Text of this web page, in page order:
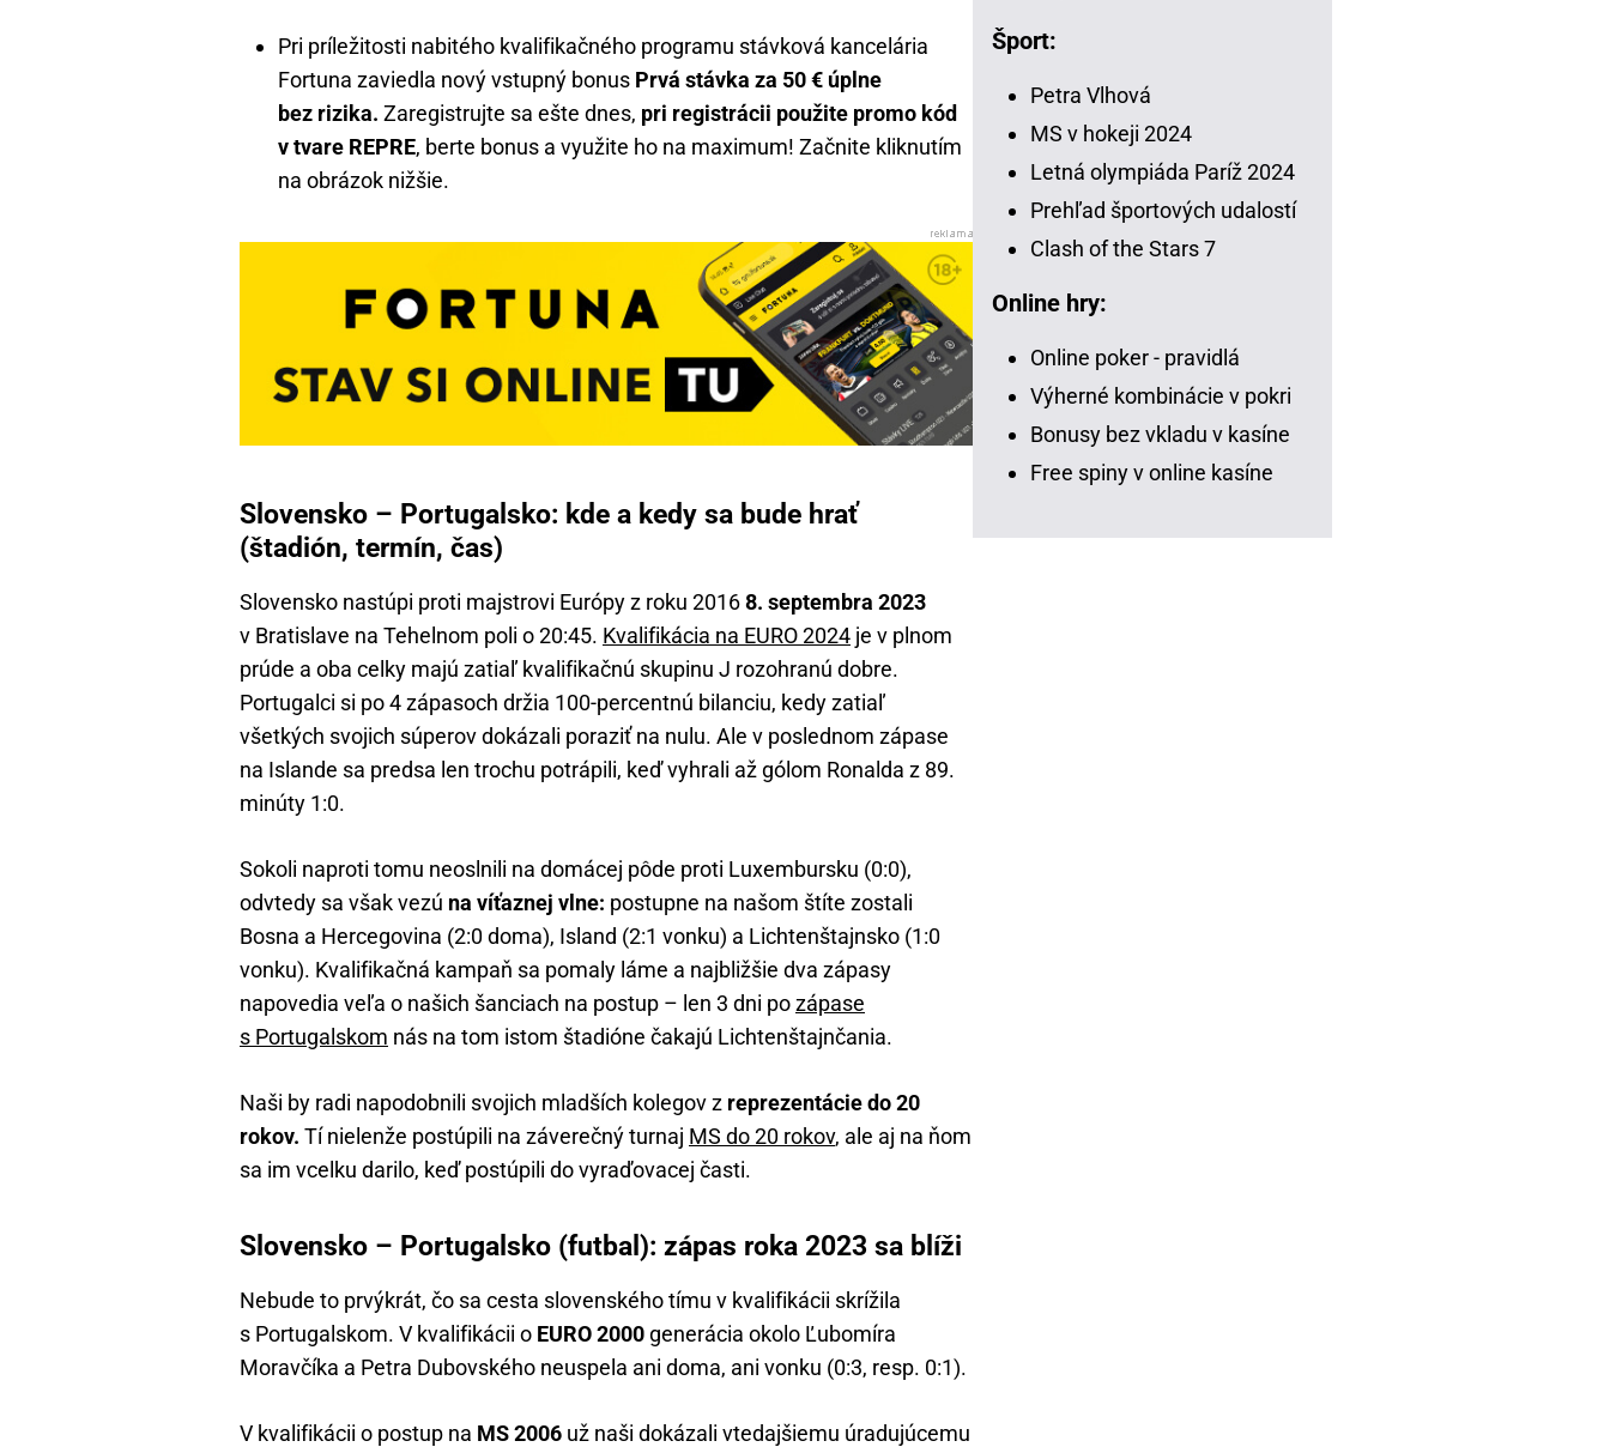
Pri príležitosti nabitého kvalifikačného programu stávková kancelária
Fortuna zaviedla nový vstupný bonus Prvá stávka za 50 € úplne
bez rizika. Zaregistrujte sa ešte dnes, pri registrácii použite promo kód
v tvare REPRE, berte bonus a využite ho na maximum! Začnite kliknutím
na obrázok nižšie.
Slovensko – Portugalsko: kde a kedy sa bude hrať
(štadión, termín, čas)
Slovensko nastúpi proti majstrovi Európy z roku 20168. septembra 2023
v Bratislave na Tehelnom poli o 20:45. Kvalifikácia na EURO 2024 je v plnom
prúde a oba celky majú zatiaľ kvalifikačnú skupinu J rozohranú dobre.
Portugalci si po 4 zápasoch držia 100-percentnú bilanciu, kedy zatiaľ
všetkých svojich súperov dokázali poraziť na nulu. Ale v poslednom zápase
na Islande sa predsa len trochu potrápili, keď vyhrali až gólom Ronalda z 89.
minúty 1:0.
Sokoli naproti tomu neoslnili na domácej pôde proti Luxembursku (0:0),
odvtedy sa však vezú na víťaznej vlne: postupne na našom štíte zostali
Bosna a Hercegovina (2:0 doma), Island (2:1 vonku) a Lichtenštajnsko (1:0
vonku). Kvalifikačná kampaň sa pomaly láme a najbližšie dva zápasy
napovedia veľa o našich šanciach na postup – len 3 dni pozápase
s Portugalskom nás na tom istom štadióne čakajú Lichtenštajnčania.
Naši by radi napodobnili svojich mladších kolegov z reprezentácie do 20
rokov. Tí nielenže postúpili na záverečný turnaj MS do 20 rokov, ale aj na ňom
sa im vcelku darilo, keď postúpili do vyraďovacej časti.
Slovensko – Portugalsko (futbal): zápas roka 2023 sa blíži
Nebude to prvýkrát, čo sa cesta slovenského tímu v kvalifikácii skrížila
s Portugalskom. V kvalifikácii o EURO 2000 generácia okolo Ľubomíra
Moravčíka a Petra Dubovského neuspela ani doma, ani vonku (0:3, resp. 0:1).
V kvalifikácii o postup na MS 2006 už naši dokázali vtedajšiemu úradujúcemu
Šport:
Petra Vlhová
MS v hokeji 2024
Letná olympiáda Paríž 2024
Prehľad športových udalostí
Clash of the Stars 7
Online hry:
Online poker - pravidlá
Výherné kombinácie v pokri
Bonusy bez vkladu v kasíne
Free spiny v online kasíne